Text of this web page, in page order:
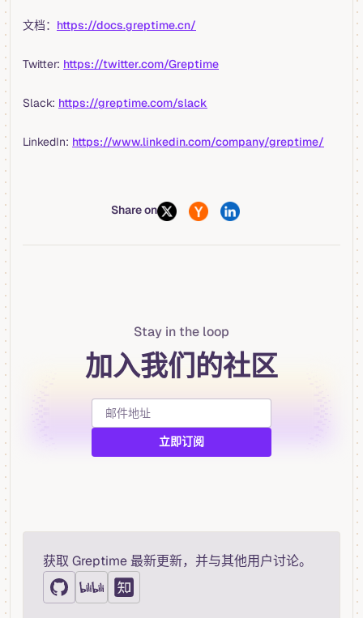
文档： https://docs.greptime.cn/
Twitter: https://twitter.com/Greptime
Slack: https://greptime.com/slack
LinkedIn: https://www.linkedin.com/company/greptime/
Share on
Stay in the loop
加入我们的社区
获取 Greptime 最新更新，并与其他用户讨论。